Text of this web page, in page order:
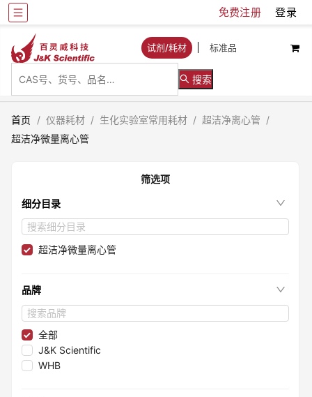
免费注册 登录
试剂/耗材 标准品
搜索
首页 / 仪器耗材 / 生化实验室常用耗材 / 超洁净离心管 /
超洁净微量离心管
筛选项
细分目录
超洁净微量离心管
品牌
全部
J&K Scientific
WHB